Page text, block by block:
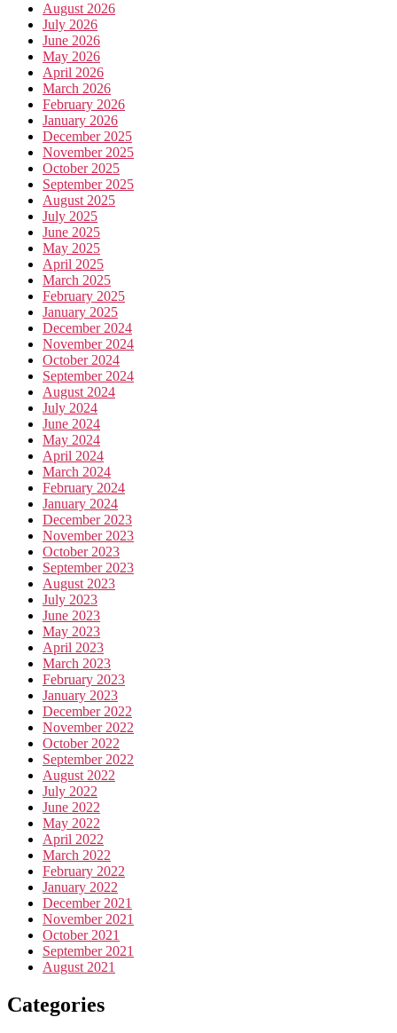
August 2026
July 2026
June 2026
May 2026
April 2026
March 2026
February 2026
January 2026
December 2025
November 2025
October 2025
September 2025
August 2025
July 2025
June 2025
May 2025
April 2025
March 2025
February 2025
January 2025
December 2024
November 2024
October 2024
September 2024
August 2024
July 2024
June 2024
May 2024
April 2024
March 2024
February 2024
January 2024
December 2023
November 2023
October 2023
September 2023
August 2023
July 2023
June 2023
May 2023
April 2023
March 2023
February 2023
January 2023
December 2022
November 2022
October 2022
September 2022
August 2022
July 2022
June 2022
May 2022
April 2022
March 2022
February 2022
January 2022
December 2021
November 2021
October 2021
September 2021
August 2021
Categories